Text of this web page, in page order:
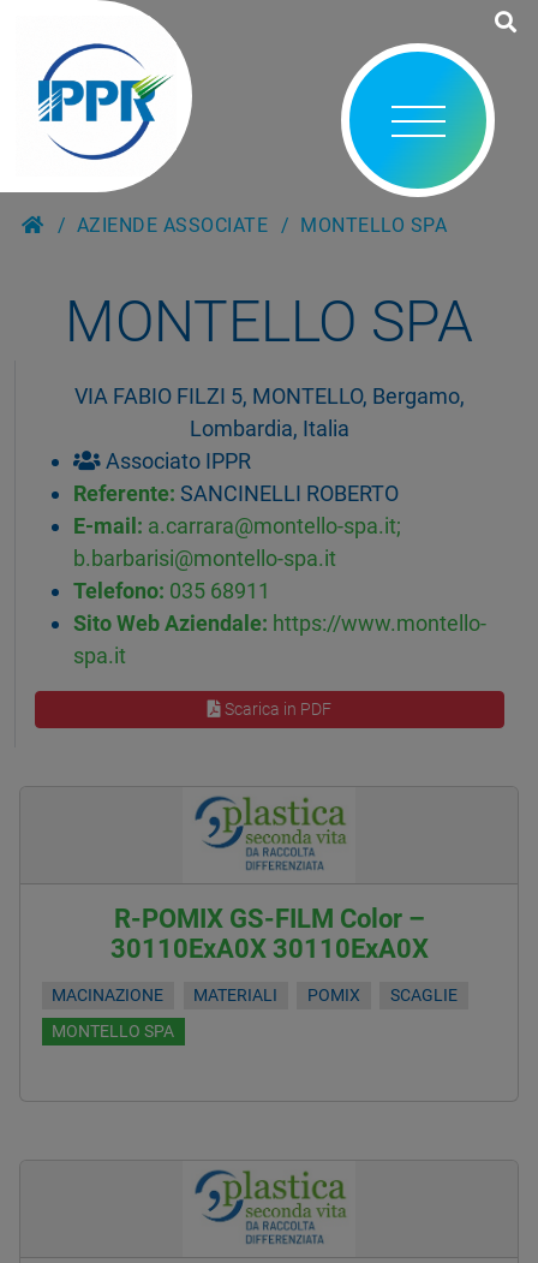
AZIENDE ASSOCIATE MONTELLO SPA
MONTELLO SPA
VIA FABIO FILZI 5, MONTELLO, Bergamo,
Lombardia, Italia
Associato IPPR
Referente: SANCINELLI ROBERTO
E-mail: a.carrara@montello-spa.it;
b.barbarisi@montello-spa.it
Telefono: 035 68911
Sito Web Aziendale: https://www.montello-
spa.it
Scarica in PDF
R-POMIX GS-FILM Color –
30110ExA0X 30110ExA0X
MACINAZIONE MATERIALI POMIX
SCAGLIE
MONTELLO SPA